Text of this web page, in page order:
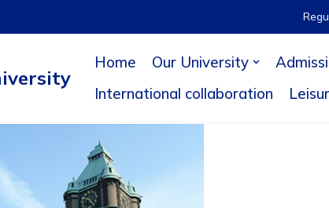
Home Our University
International collaboration